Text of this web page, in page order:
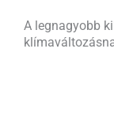
A legnagyobb